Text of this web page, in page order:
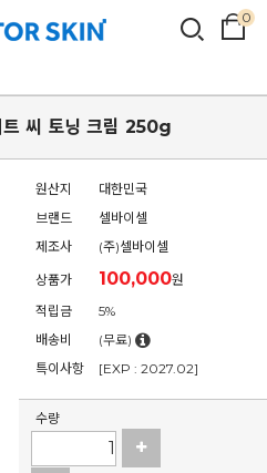
0
씨 토닝 크림 250g
원산지
대한민국
브랜드
셀바이셀
제조사
(주)셀바이셀
상품가
100,000원
적립금
5%
배송비
(무료)
특이사항
[EXP : 2027.02]
수량